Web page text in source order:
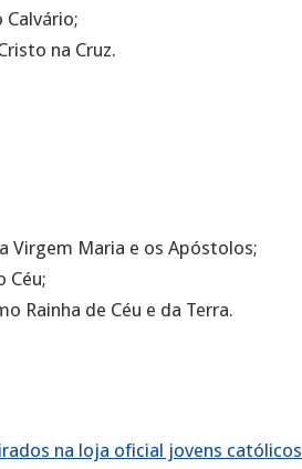
Calvário;
na Cruz.
Virgem Maria e os Apóstolos;
Céu;
Rainha de Céu e da Terra.
na loja oficial jovens católicos